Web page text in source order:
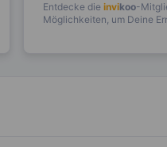
Entdecke die invikoo-
Möglichkeiten, um Deine